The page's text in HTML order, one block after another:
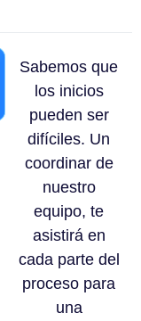
Sabemos que
los inicios
pueden ser
difíciles. Un
coordinar de
nuestro
equipo, te
asistirá en
cada parte del
proceso para
una